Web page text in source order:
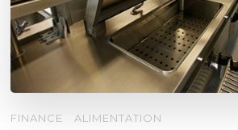
FINANCE ALIMENTATION